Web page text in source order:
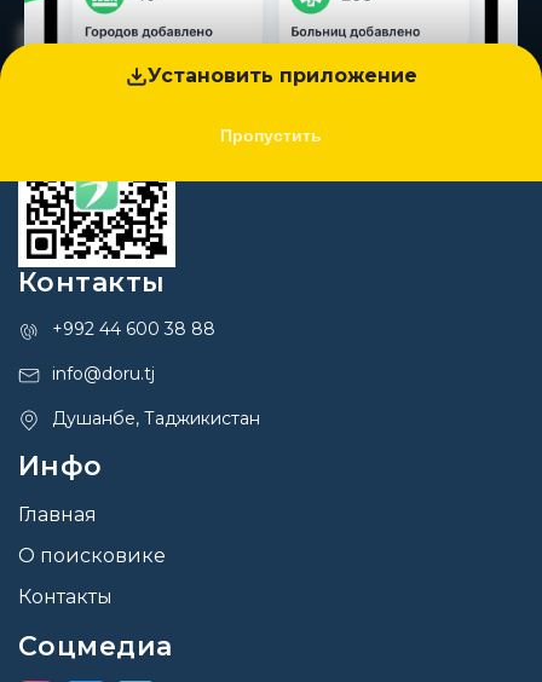
Установить приложение
Пропустить
Контакты
+992 44 600 38 88
info@doru.tj
Душанбе, Таджикистан
Инфо
Главная
О поисковике
Контакты
Соцмедиа